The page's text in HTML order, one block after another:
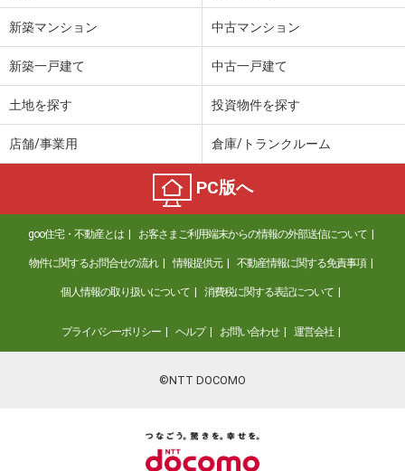
新築マンション 中古マンション
新築一戸建て 中古一戸建て
土地を探す 投資物件を探す
店舗/事業用 倉庫/トランクルーム
PC版へ
goo住宅・不動産とは お客さまご利用端末からの情報の外部送信について
物件に関するお問合せの流れ 情報提供元 不動産情報に関する免責事項
個人情報の取り扱いについて 消費税に関する表記について
プライバシーポリシー ヘルプ お問い合わせ 運営会社
©NTT DOCOMO